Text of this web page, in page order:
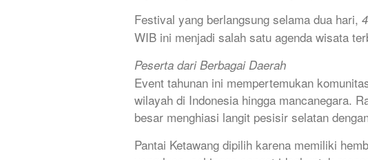
Festival yang berlangsung selama dua hari,
WIB ini menjadi salah satu agenda wisata
Peserta dari Berbagai Daerah
Event tahunan ini mempertemukan
wilayah di Indonesia hingga mancanegara.
besar menghiasi langit pesisir selatan
Pantai Ketawang dipilih karena memiliki